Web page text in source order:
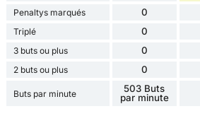
Penaltys marqués 0
Triplé 0
3 buts ou plus 0
2 buts ou plus 0
Buts par minute
503 Buts
par minute